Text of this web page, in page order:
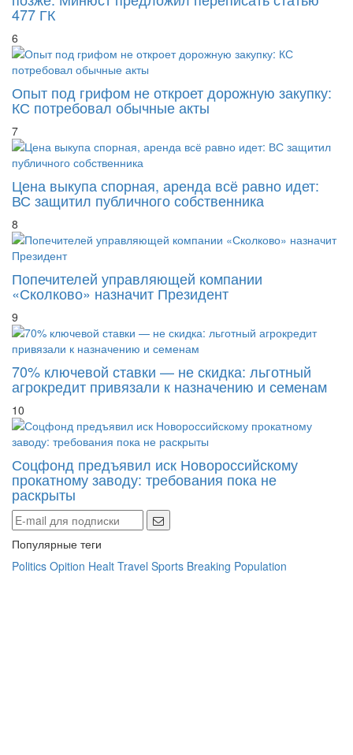
позже: Минюст предложил переписать статью
477 ГК
6
Опыт под грифом не откроет дорожную закупку:
КС потребовал обычные акты
7
Цена выкупа спорная, аренда всё равно идет:
ВС защитил публичного собственника
8
Попечителей управляющей компании
«Сколково» назначит Президент
9
70% ключевой ставки — не скидка: льготный
агрокредит привязали к назначению и семенам
10
Соцфонд предъявил иск Новороссийскому
прокатному заводу: требования пока не
раскрыты
Популярные теги